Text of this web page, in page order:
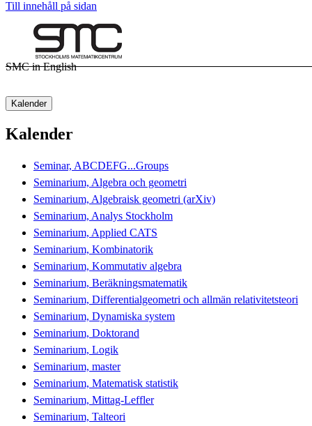
Till innehåll på sidan
SMC in English
Kalender
Kalender
Seminar, ABCDEFG...Groups
Seminarium, Algebra och geometri
Seminarium, Algebraisk geometri (arXiv)
Seminarium, Analys Stockholm
Seminarium, Applied CATS
Seminarium, Kombinatorik
Seminarium, Kommutativ algebra
Seminarium, Beräkningsmatematik
Seminarium, Differentialgeometri och allmän relativitetsteori
Seminarium, Dynamiska system
Seminarium, Doktorand
Seminarium, Logik
Seminarium, master
Seminarium, Matematisk statistik
Seminarium, Mittag-Leffler
Seminarium, Talteori